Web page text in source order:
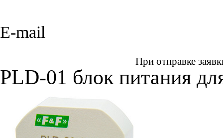
E-mail
При отправке
PLD-01 блок питания